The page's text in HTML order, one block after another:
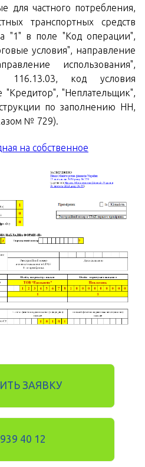
для частного потребления,
транспортных средств
"1" в поле "Код операции",
условия", направление
использования",
116.13.03, код условия
"Кредитор", "Неплательщик",
по заполнению НН,
№ 729).
на собственное
ЗАЯВКУ
40 12